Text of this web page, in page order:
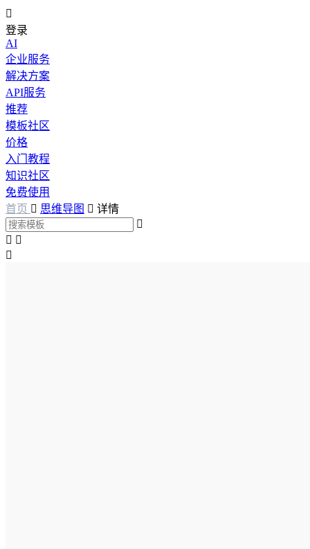

登录
AI
企业服务
解决方案
API服务
推荐
模板社区
价格
入门教程
知识社区
免费使用
首页  思维导图  详情

 
